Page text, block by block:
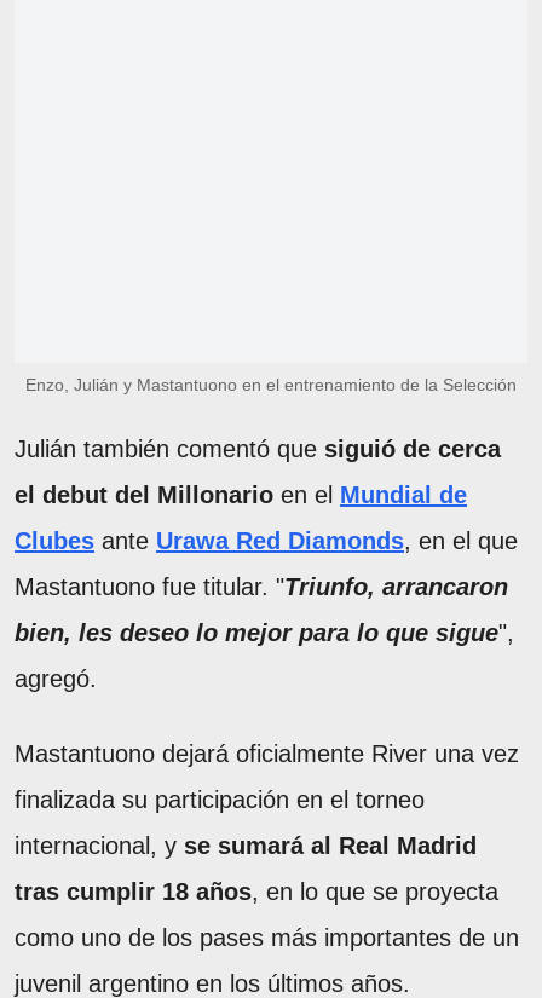
Enzo, Julián y Mastantuono en el entrenamiento de la Selección
Julián también comentó que siguió de cerca
el debut del Millonario en el Mundial de
Clubes ante Urawa Red Diamonds, en el que
Mastantuono fue titular. "Triunfo, arrancaron
bien, les deseo lo mejor para lo que sigue",
agregó.
Mastantuono dejará oficialmente River una vez
finalizada su participación en el torneo
internacional, y se sumará al Real Madrid
tras cumplir 18 años, en lo que se proyecta
como uno de los pases más importantes de un
juvenil argentino en los últimos años.